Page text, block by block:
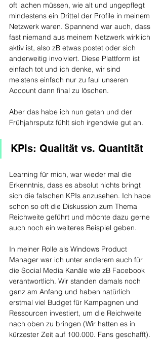
oft lachen müssen, wie alt und ungepflegt
mindestens ein Drittel der Profile in meinem
Netzwerk waren. Spannend war auch, dass
fast niemand aus meinem Netzwerk wirklich
aktiv ist, also zB etwas postet oder sich
anderweitig involviert. Diese Plattform ist
einfach tot und ich denke, wir sind
meistens einfach nur zu faul unseren
Account dann final zu löschen.
Aber das habe ich nun getan und der
Frühjahrsputz fühlt sich irgendwie gut an.
KPIs: Qualität vs. Quantität
Learning für mich, war wieder mal die
Erkenntnis, dass es absolut nichts bringt
sich die falschen KPIs anzusehen. Ich habe
schon so oft die Diskussion zum Thema
Reichweite geführt und möchte dazu gerne
auch noch ein weiteres Beispiel geben.
In meiner Rolle als Windows Product
Manager war ich unter anderem auch für
die Social Media Kanäle wie zB Facebook
verantwortlich. Wir standen damals noch
ganz am Anfang und haben natürlich
erstmal viel Budget für Kampagnen und
Ressourcen investiert, um die Reichweite
nach oben zu bringen (Wir hatten es in
kürzester Zeit auf 100.000. Fans geschafft).